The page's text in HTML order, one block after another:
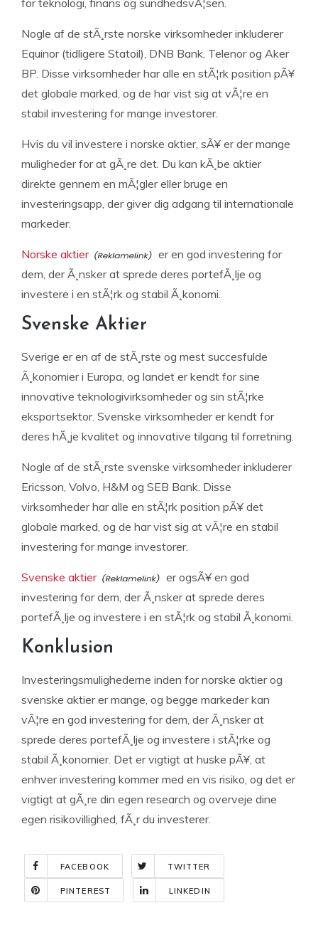
for teknologi, finans og sundhedsvÃ¦sen.
Nogle af de stÃ¸rste norske virksomheder inkluderer
Equinor (tidligere Statoil), DNB Bank, Telenor og Aker
BP. Disse virksomheder har alle en stÃ¦rk position pÃ¥
det globale marked, og de har vist sig at vÃ¦re en
stabil investering for mange investorer.
Hvis du vil investere i norske aktier, sÃ¥ er der mange
muligheder for at gÃ¸re det. Du kan kÃ¸be aktier
direkte gennem en mÃ¦gler eller bruge en
investeringsapp, der giver dig adgang til internationale
markeder.
Norske aktier
er en god investering for
dem, der Ã¸nsker at sprede deres portefÃ¸lje og
investere i en stÃ¦rk og stabil Ã¸konomi.
Svenske Aktier
Sverige er en af de stÃ¸rste og mest succesfulde
Ã¸konomier i Europa, og landet er kendt for sine
innovative teknologivirksomheder og sin stÃ¦rke
eksportsektor. Svenske virksomheder er kendt for
deres hÃ¸je kvalitet og innovative tilgang til forretning.
Nogle af de stÃ¸rste svenske virksomheder inkluderer
Ericsson, Volvo, H&M og SEB Bank. Disse
virksomheder har alle en stÃ¦rk position pÃ¥ det
globale marked, og de har vist sig at vÃ¦re en stabil
investering for mange investorer.
Svenske aktier
er ogsÃ¥ en god
investering for dem, der Ã¸nsker at sprede deres
portefÃ¸lje og investere i en stÃ¦rk og stabil Ã¸konomi.
Konklusion
Investeringsmulighederne inden for norske aktier og
svenske aktier er mange, og begge markeder kan
vÃ¦re en god investering for dem, der Ã¸nsker at
sprede deres portefÃ¸lje og investere i stÃ¦rke og
stabil Ã¸konomier. Det er vigtigt at huske pÃ¥, at
enhver investering kommer med en vis risiko, og det er
vigtigt at gÃ¸re din egen research og overveje dine
egen risikovillighed, fÃ¸r du investerer.
FACEBOOK TWITTER
PINTEREST LINKEDIN